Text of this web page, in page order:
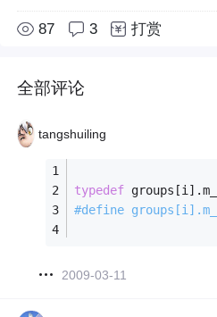
87 3 打赏
全部评论
tangshuiling
typedef
#define
2009-03-11